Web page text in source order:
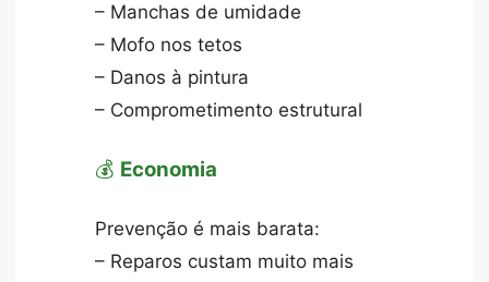
– Manchas de umidade
– Mofo nos tetos
– Danos à pintura
– Comprometimento estrutural
💰 Economia
Prevenção é mais barata:
– Reparos custam muito mais